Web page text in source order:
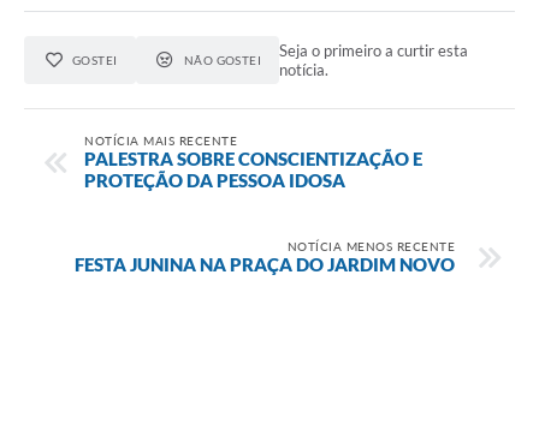
GOSTEI NÃO GOSTEI
Seja o primeiro a curtir esta
notícia.
NOTÍCIA MAIS RECENTE
PALESTRA SOBRE CONSCIENTIZAÇÃO E
PROTEÇÃO DA PESSOA IDOSA
NOTÍCIA MENOS RECENTE
FESTA JUNINA NA PRAÇA DO JARDIM NOVO